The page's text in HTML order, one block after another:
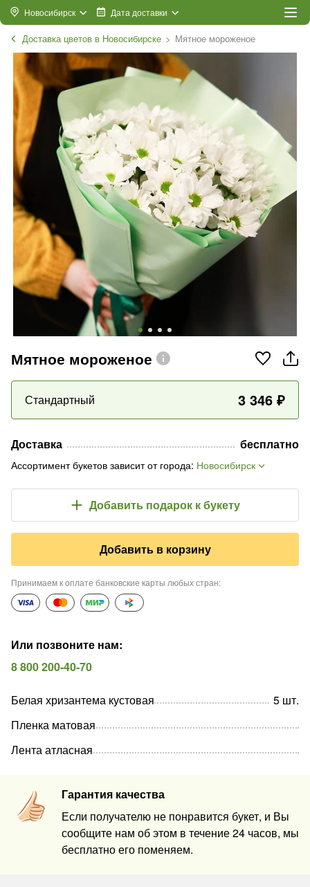
Новосибирск Дата доставки
Доставка цветов в Новосибирске Мятное мороженое
Мятное мороженое
Стандартный 3 346 ₽
Доставка бесплатно
Ассортимент букетов зависит от города: Новосибирск
Добавить подарок к букету
Добавить в корзину
Принимаем к оплате банковские карты любых стран:
Или позвоните нам:
8 800 200-40-70
Гарантия качества
Если получателю не понравится букет, и Вы
сообщите нам об этом в течение 24 часов, мы
бесплатно его поменяем.
Белая хризантема кустовая 5 шт.
Пленка матовая
Лента атласная